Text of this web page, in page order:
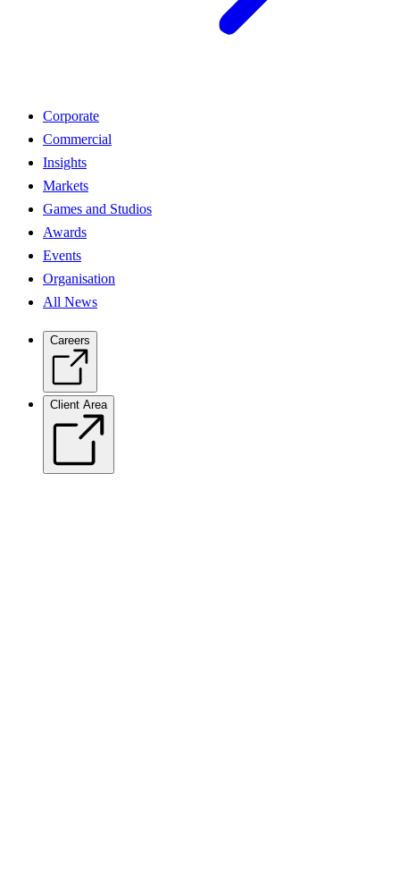
Corporate
Commercial
Insights
Markets
Games and Studios
Awards
Events
Organisation
All News
Careers
Client Area